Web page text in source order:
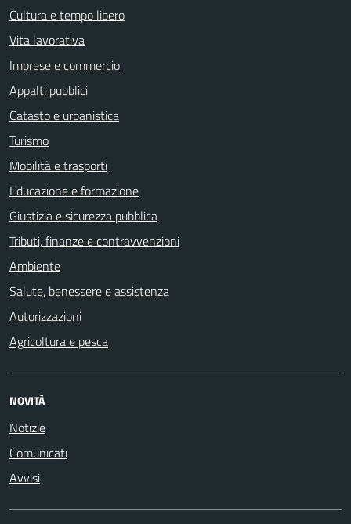
Cultura e tempo libero
Vita lavorativa
Imprese e commercio
Appalti pubblici
Catasto e urbanistica
Turismo
Mobilità e trasporti
Educazione e formazione
Giustizia e sicurezza pubblica
Tributi, finanze e contravvenzioni
Ambiente
Salute, benessere e assistenza
Autorizzazioni
Agricoltura e pesca
NOVITÀ
Notizie
Comunicati
Avvisi